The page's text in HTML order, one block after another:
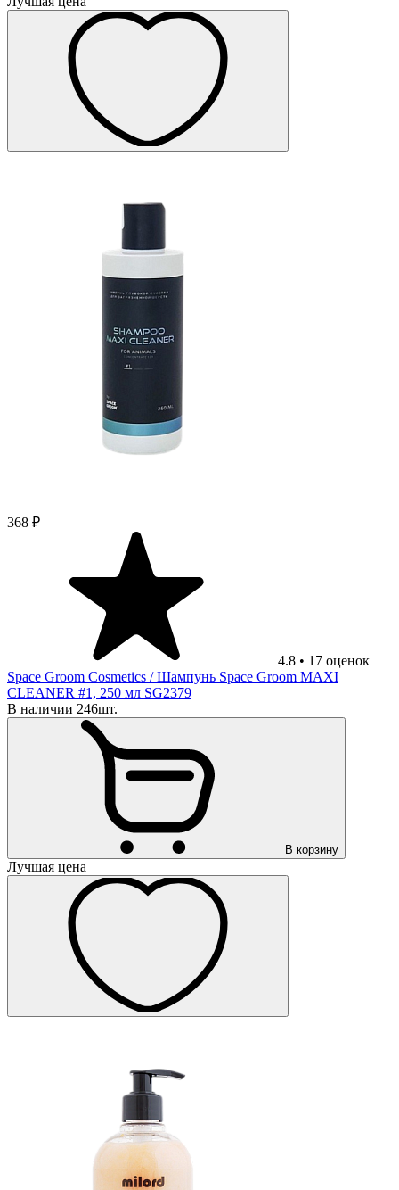
368 ₽
4.8 • 17 оценок
Space Groom Cosmetics / Шампунь Space Groom MAXI
CLEANER #1, 250 мл SG2379
В наличии 246шт.
В корзину
Лучшая цена